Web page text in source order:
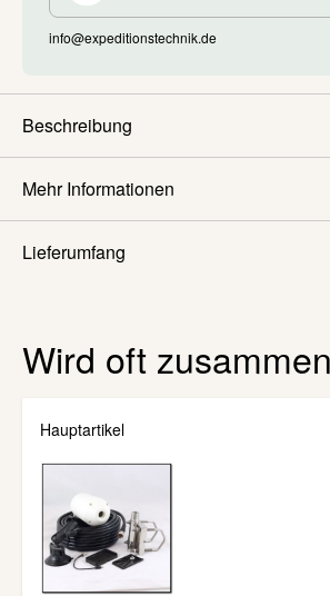
Beschreibung
Mehr Informationen
Lieferumfang
info@expeditionstechnik.de
Wird oft
Hauptartikel